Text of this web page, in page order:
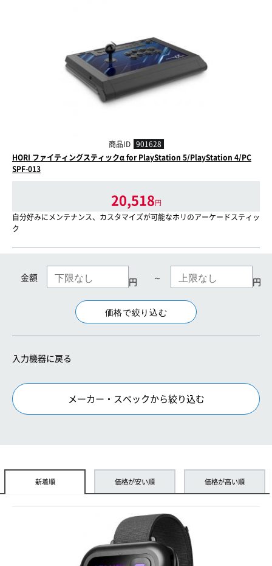
商品ID 901628
HORI ファイティングスティックα for PlayStation 5/PlayStation 4/PC
SPF-013
20,518円
自分好みにメンテナンス、カスタマイズが可能なホリのアーケードスティッ
ク
金額 円 ～ 円
入力機器に戻る
メーカー・スペックから絞り込む
新着順 価格が安い順 価格が高い順